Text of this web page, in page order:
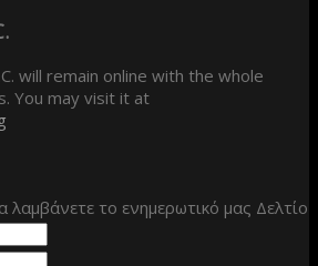
will remain online with the whole
You may visit it at
λαμβάνετε το ενημερωτικό μας Δελτίο